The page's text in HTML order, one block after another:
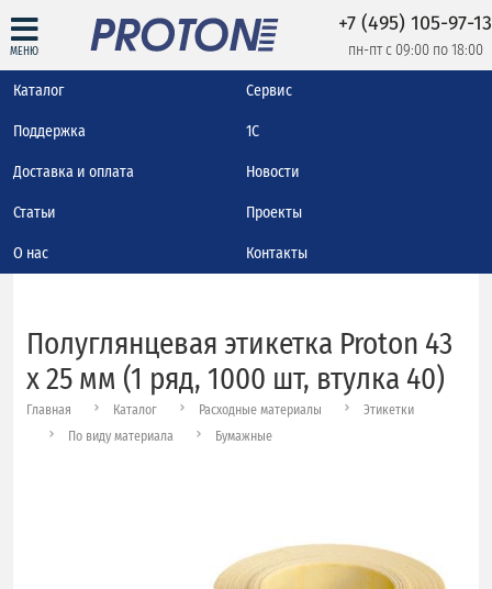
МЕНЮ
+7 (495) 105-97-13
пн-пт с 09:00 по 18:00
Каталог Сервис
Поддержка 1С
Доставка и оплата Новости
Статьи Проекты
О нас Контакты
Полуглянцевая этикетка Proton 43
x 25 мм (1 ряд, 1000 шт, втулка 40)
Главная Каталог Расходные материалы
Этикетки
По виду материала
Бумажные